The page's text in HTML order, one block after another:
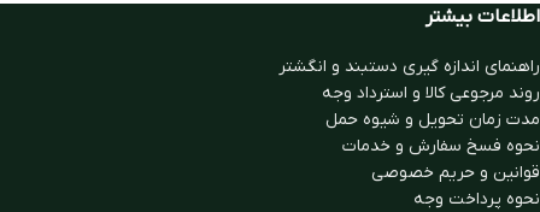
اطلاعات بیشتر
راهنمای اندازه گیری دستبند و انگشتر
روند مرجوعی کالا و استرداد وجه
مدت زمان تحويل و شیوه حمل
نحوه فسخ سفارش و خدمات
قوانین و حریم خصوصی
نحوه پرداخت وجه